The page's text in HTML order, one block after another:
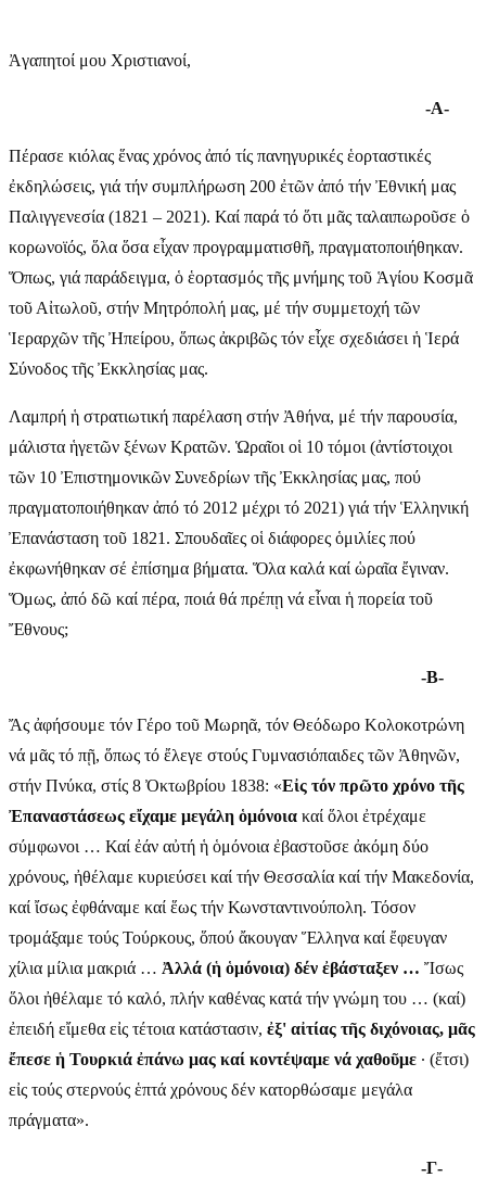
Ἀγαπητοί μου Χριστιανοί,
-Α-
Πέρασε κιόλας ἕνας χρόνος ἀπό τίς πανηγυρικές ἑορταστικές
ἐκδηλώσεις, γιά τήν συμπλήρωση 200 ἐτῶν ἀπό τήν Ἐθνική μας
Παλιγγενεσία (1821 – 2021). Καί παρά τό ὅτι μᾶς ταλαιπωροῦσε ὁ
κορωνοϊός, ὅλα ὅσα εἶχαν προγραμματισθῆ, πραγματοποιήθηκαν.
Ὅπως, γιά παράδειγμα, ὁ ἑορτασμός τῆς μνήμης τοῦ Ἁγίου Κοσμᾶ
τοῦ Αἰτωλοῦ, στήν Μητρόπολή μας, μέ τήν συμμετοχή τῶν
Ἱεραρχῶν τῆς Ἠπείρου, ὅπως ἀκριβῶς τόν εἶχε σχεδιάσει ἡ Ἱερά
Σύνοδος τῆς Ἐκκλησίας μας.
Λαμπρή ἡ στρατιωτική παρέλαση στήν Ἀθήνα, μέ τήν παρουσία,
μάλιστα ἡγετῶν ξένων Κρατῶν. Ὡραῖοι οἱ 10 τόμοι (ἀντίστοιχοι
τῶν 10 Ἐπιστημονικῶν Συνεδρίων τῆς Ἐκκλησίας μας, πού
πραγματοποιήθηκαν ἀπό τό 2012 μέχρι τό 2021) γιά τήν Ἑλληνική
Ἐπανάσταση τοῦ 1821. Σπουδαῖες οἱ διάφορες ὁμιλίες πού
ἐκφωνήθηκαν σέ ἐπίσημα βήματα. Ὅλα καλά καί ὡραῖα ἔγιναν.
Ὅμως, ἀπό δῶ καί πέρα, ποιά θά πρέπῃ νά εἶναι ἡ πορεία τοῦ
Ἔθνους;
-Β-
Ἄς ἀφήσουμε τόν Γέρο τοῦ Μωρηᾶ, τόν Θεόδωρο Κολοκοτρώνη
νά μᾶς τό πῇ, ὅπως τό ἔλεγε στούς Γυμνασιόπαιδες τῶν Ἀθηνῶν,
στήν Πνύκα, στίς 8 Ὀκτωβρίου 1838: «Εἰς τόν πρῶτο χρόνο τῆς
Ἐπαναστάσεως εἴχαμε μεγάλη ὁμόνοια καί ὅλοι ἐτρέχαμε
σύμφωνοι … Καί ἐάν αὐτή ἡ ὁμόνοια ἐβαστοῦσε ἀκόμη δύο
χρόνους, ἠθέλαμε κυριεύσει καί τήν Θεσσαλία καί τήν Μακεδονία,
καί ἴσως ἐφθάναμε καί ἕως τήν Κωνσταντινούπολη. Τόσον
τρομάξαμε τούς Τούρκους, ὅπού ἄκουγαν Ἕλληνα καί ἔφευγαν
χίλια μίλια μακριά … Ἀλλά (ἡ ὁμόνοια) δέν ἐβάσταξεν … Ἴσως
ὅλοι ἠθέλαμε τό καλό, πλήν καθένας κατά τήν γνώμη του … (καί)
ἐπειδή εἴμεθα εἰς τέτοια κατάστασιν, ἐξ' αἰτίας τῆς διχόνοιας, μᾶς
ἔπεσε ἡ Τουρκιά ἐπάνω μας καί κοντέψαμε νά χαθοῦμε · (ἔτσι)
εἰς τούς στερνούς ἑπτά χρόνους δέν κατορθώσαμε μεγάλα
πράγματα».
-Γ-